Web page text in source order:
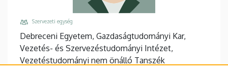
Szervezeti egység
Debreceni Egyetem, Gazdaságtudományi Kar,
Vezetés- és Szervezéstudományi Intézet,
Vezetéstudományi nem önálló Tanszék